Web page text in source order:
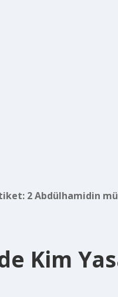
2 Abdülhamidin
Kim